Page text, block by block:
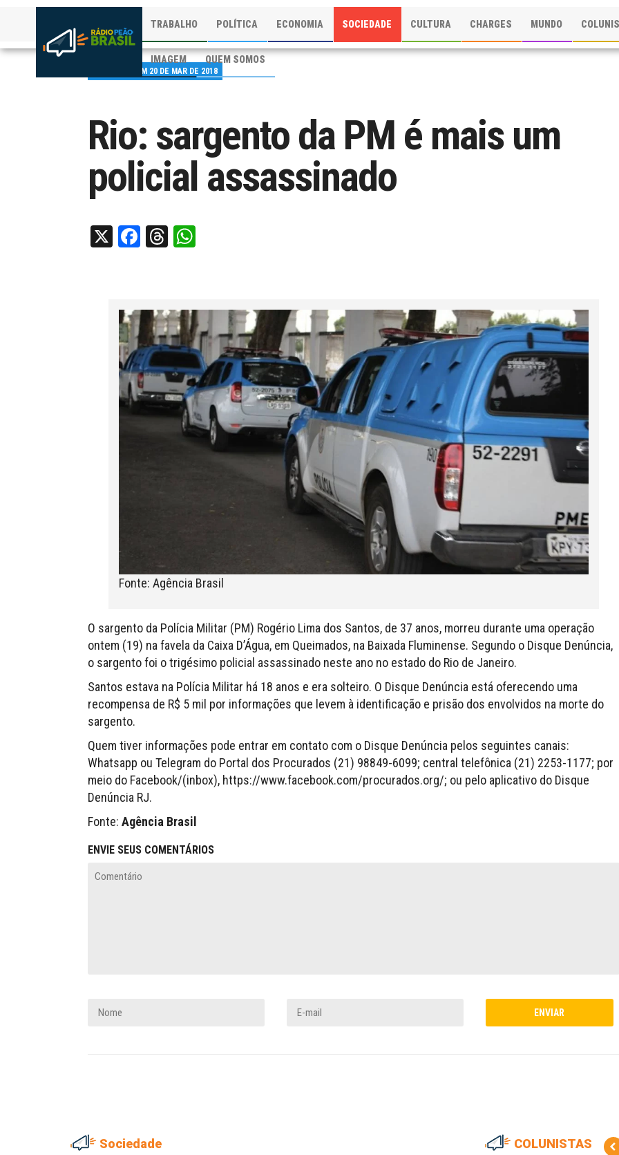
TRABALHO POLÍTICA ECONOMIA SOCIEDADE CULTURA CHARGES MUNDO
IMAGEM QUEM SOMOS
PUBLICADO EM 20 DE MAR DE 2018
Rio: sargento da PM é mais um
policial assassinado
X Facebook
Threads
Fonte: Agência Brasil
O sargento da Polícia Militar (PM) Rogério Lima dos Santos, de 37 anos, morreu durante uma operação
ontem (19) na favela da Caixa D’Água, em Queimados, na Baixada Fluminense. Segundo o Disque Denúncia,
o sargento foi o trigésimo policial assassinado neste ano no estado do Rio de Janeiro.
Santos estava na Polícia Militar há 18 anos e era solteiro. O Disque Denúncia está oferecendo uma
recompensa de R$ 5 mil por informações que levem à identificação e prisão dos envolvidos na morte do
sargento.
Quem tiver informações pode entrar em contato com o Disque Denúncia pelos seguintes canais:
Whatsapp ou Telegram do Portal dos Procurados (21) 98849-6099; central telefônica (21) 2253-1177; por
meio do Facebook/(inbox), https://www.facebook.com/procurados.org/; ou pelo aplicativo do Disque
Denúncia RJ.
Fonte: Agência Brasil
ENVIE SEUS COMENTÁRIOS
Sociedade COLUNISTAS